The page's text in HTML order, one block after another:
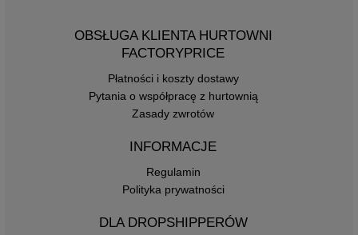
OBSŁUGA KLIENTA HURTOWNI
FACTORYPRICE
Płatności i koszty dostawy
Pytania o współpracę z hurtownią
Zasady zwrotów
INFORMACJE
Regulamin
Polityka prywatności
DLA DROPSHIPPERÓW